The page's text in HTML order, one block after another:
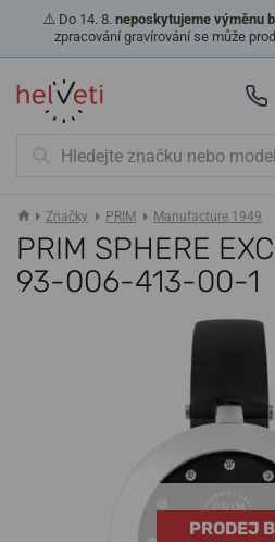
⚠️ Do 14. 8. neposkytujeme výměnu
zpracování gravírování se může
Značky PRIM Manufacture 1949
PRIM SPHERE
93-006-413-00-1
PRODEJ